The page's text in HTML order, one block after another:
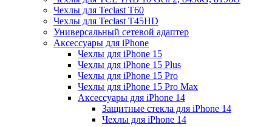
Чехлы для Teclast T60
Чехлы для Teclast T45HD
Универсальный сетевой адаптер
Аксессуары для iPhone
Чехлы для iPhone 15
Чехлы для iPhone 15 Plus
Чехлы для iPhone 15 Pro
Чехлы для iPhone 15 Pro Max
Аксессуары для iPhone 14
Защитные стекла для iPhone 14
Чехлы для iPhone 14